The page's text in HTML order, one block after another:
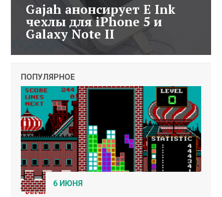
Gajah анонсирует E Ink
чехлы для iPhone 5 и
Galaxy Note II
ПОПУЛЯРНОЕ
6 ИЮНЯ